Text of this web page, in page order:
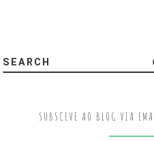
SEARCH
SUBSCEVE AO BLOG VIA